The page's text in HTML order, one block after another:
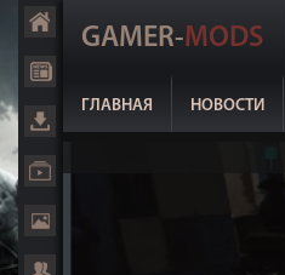
GAMER-MODS
ГЛАВНАЯ НОВОСТИ